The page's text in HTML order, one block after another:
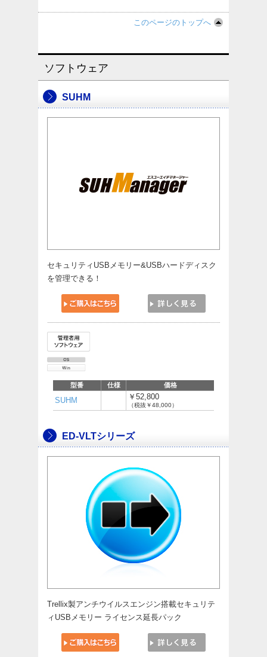
このページのトップへ
ソフトウェア
SUHM
セキュリティUSBメモリー&USBハードディスク
を管理できる！
型番 仕様 価格
SUHM ￥52,800
（税抜￥48,000）
ED-VLTシリーズ
Trellix製アンチウイルスエンジン搭載セキュリテ
ィUSBメモリー ライセンス延長パック